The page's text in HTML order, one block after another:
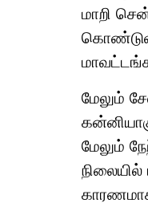
மாறி
மேலும்
மேலும்